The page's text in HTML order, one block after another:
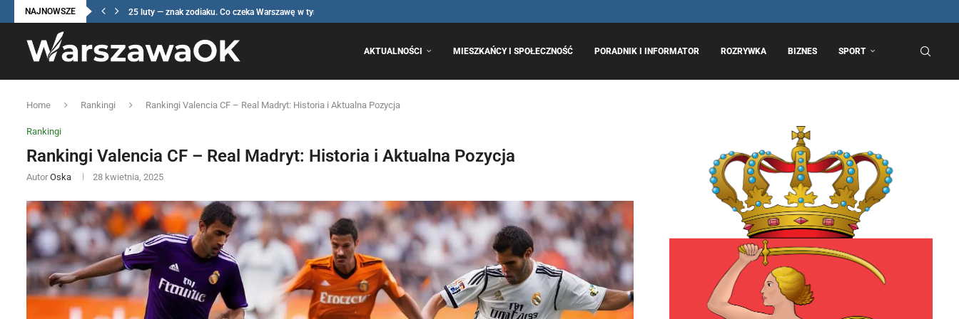
NAJNOWSZE 25 luty — znak zodiaku. Co czeka Warszawę w tym...
AKTUALNOŚCI MIESZKAŃCY I SPOŁECZNOŚĆ PORADNIK I INFORMATOR ROZRYWKA BIZNES SPORT
Home Rankingi Rankingi Valencia CF – Real Madryt: Historia i Aktualna Pozycja
Rankingi
Rankingi Valencia CF – Real Madryt: Historia i Aktualna Pozycja
Autor Oska 28 kwietnia, 2025